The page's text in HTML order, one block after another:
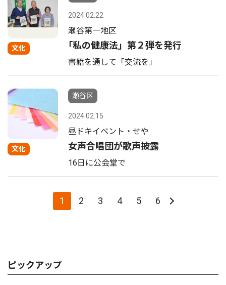
文化
2024.02.22
瀬谷第一地区
｢私の健康法」第２弾を発行
書籍を通して「交流を」
文化
瀬谷区
2024.02.15
昼ドキイベント・せや
女声合唱団が歌声披露
16日に公会堂で
1 2 3 4 5 6
ピックアップ